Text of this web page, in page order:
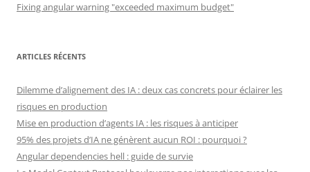
Fixing angular warning "exceeded maximum budget"
ARTICLES RÉCENTS
Dilemme d’alignement des IA : deux cas concrets pour éclairer les
risques en production
Mise en production d’agents IA : les risques à anticiper
95% des projets d’IA ne génèrent aucun ROI : pourquoi ?
Angular dependencies hell : guide de survie